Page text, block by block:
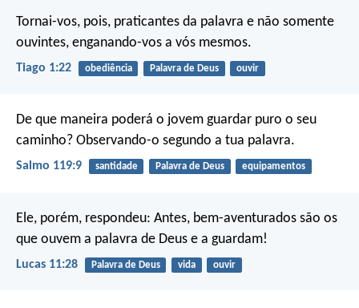
Tornai-vos, pois, praticantes da palavra e não somente
ouvintes, enganando-vos a vós mesmos.
Tiago 1:22 obediência Palavra de Deus ouvir
De que maneira poderá o jovem guardar puro o seu
caminho? Observando-o segundo a tua palavra.
Salmo 119:9 santidade Palavra de Deus equipamentos
Ele, porém, respondeu: Antes, bem-aventurados são os
que ouvem a palavra de Deus e a guardam!
Lucas 11:28 Palavra de Deus vida ouvir